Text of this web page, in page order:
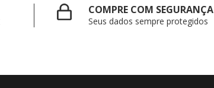
COMPRE COM SEGURANÇA
Seus dados sempre protegidos